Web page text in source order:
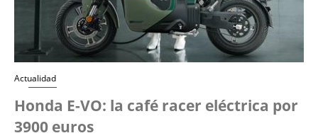
Actualidad
Honda E-VO: la café racer eléctrica por
3900 euros